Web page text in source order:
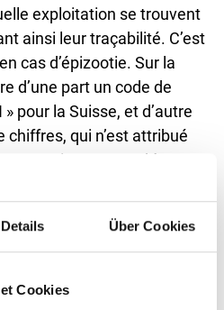
Details Über Cookies
Cookies
exploitation se trouvent
ainsi leur traçabilité. C’est
cas d’épizootie. Sur la
d’une part un code de
pour la Suisse, et d’autre
chiffres, qui n’est attribué
et qui correspond à un
numéro de carte
est-ce que les
plus étoffé) ?